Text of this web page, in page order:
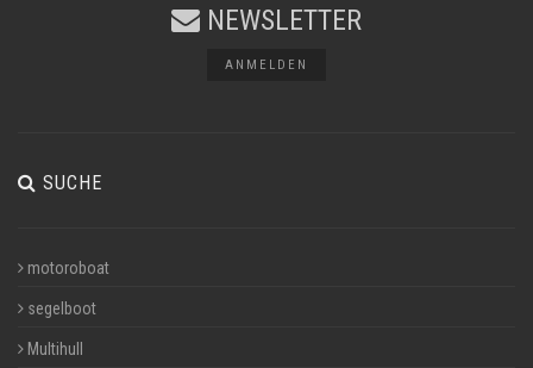
NEWSLETTER
ANMELDEN
SUCHE
motoroboat
segelboot
Multihull